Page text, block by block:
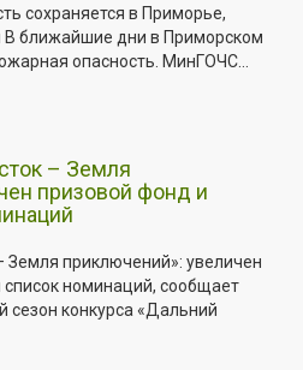
сохраняется в Приморье,
В ближайшие дни в Приморском
опасность. МинГОЧС...
– Земля
призовой фонд и
Земля приключений»: увеличен
номинаций, сообщает
сезон конкурса «Дальний